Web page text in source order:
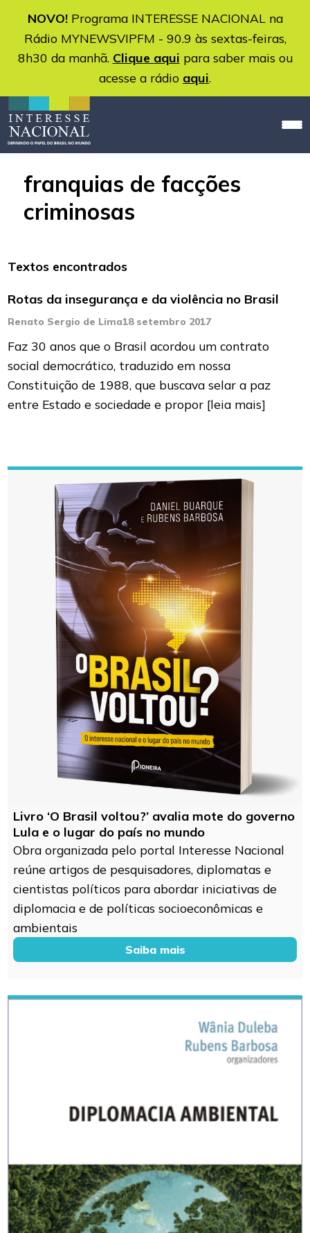
NOVO!Programa INTERESSE NACIONAL na
Rádio MYNEWSVIPFM - 90.9 às sextas-feiras,
8h30 da manhã. Clique aqui para saber mais ou
acesse a rádio aqui.
franquias de facções
criminosas
Textos encontrados
Rotas da insegurança e da violência no Brasil
Renato Sergio de Lima18 setembro 2017
Faz 30 anos que o Brasil acordou um contrato
social democrático, traduzido em nossa
Constituição de 1988, que buscava selar a paz
entre Estado e sociedade e propor [leia mais]
Livro ‘O Brasil voltou?’ avalia mote do governo
Lula e o lugar do país no mundo
Obra organizada pelo portal Interesse Nacional
reúne artigos de pesquisadores, diplomatas e
cientistas políticos para abordar iniciativas de
diplomacia e de políticas socioeconômicas e
ambientais
Saiba mais